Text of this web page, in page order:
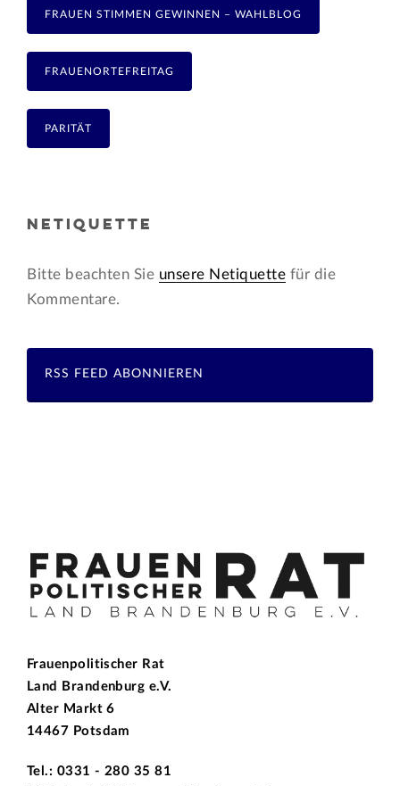
FRAUEN STIMMEN GEWINNEN – WAHLBLOG
FRAUENORTEFREITAG
PARITÄT
NETIQUETTE
Bitte beachten Sie unsere Netiquette für die
Kommentare.
RSS FEED ABONNIEREN
Frauenpolitischer Rat
Land Brandenburg e.V.
Alter Markt 6
14467 Potsdam
Tel.: 0331 - 280 35 81